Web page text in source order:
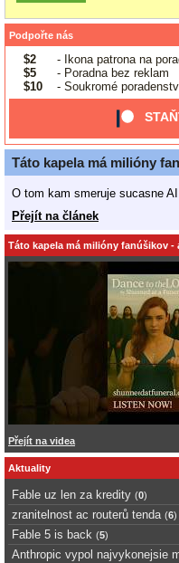
Podpořte nás
$2
- Ikona patrona na
$5
- Poradna bez reklam
$10
- Soukromé
Táto kapela má milióny
O tom kam smeruje sucasne AI.
Přejít na článek
Táto kapela má milióny fanúšikov -
Přejít na videa
Aktuality
Fable uz len za kredity (0)
zranitelnost ac routerů tenda (6)
Fable 5 is back (5)
Anthropic vypol najvykonejsie